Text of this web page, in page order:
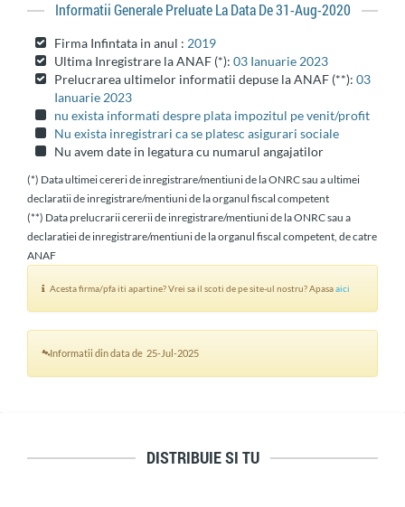
Informatii Generale Preluate La Data De 31-Aug-2020
Firma Infintata in anul : 2019
Ultima Inregistrare la ANAF (*): 03 Ianuarie 2023
Prelucrarea ultimelor informatii depuse la ANAF (**): 03
Ianuarie 2023
nu exista informati despre plata impozitul pe venit/profit
Nu exista inregistrari ca se platesc asigurari sociale
Nu avem date in legatura cu numarul angajatilor
(*) Data ultimei cereri de inregistrare/mentiuni de la ONRC sau a ultimei
declaratii de inregistrare/mentiuni de la organul fiscal competent
(**) Data prelucrarii cererii de inregistrare/mentiuni de la ONRC sau a
declaratiei de inregistrare/mentiuni de la organul fiscal competent, de catre
ANAF
Acesta firma/pfa iti apartine? Vrei sa il scoti de pe site-ul nostru? Apasaaici
Informatii din data de 25-Jul-2025
DISTRIBUIE SI TU